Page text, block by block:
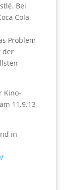
Bei
Cola,
Problem
der
Kino-
11.9.13
in